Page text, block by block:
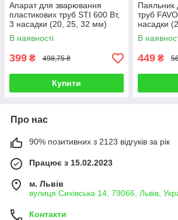
Апарат для зварювання
пластикових труб STI 600 Вт,
3 насадки (20, 25, 32 мм)
В наявності
399 ₴ 498,75 ₴
Купити
Паяльник
труб
насадки
В
449 ₴
Про нас
90% позитивних з 2123 відгуків за рік
Працює з 15.02.2023
м. Львів
вулиця Сихівська 14, 79066, Львів,
Контакти